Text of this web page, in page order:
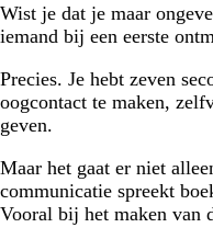
Wist je dat je maar
iemand bij een eerste
Precies. Je hebt zeven
oogcontact te maken,
geven.
Maar het gaat er niet
communicatie spreekt
Vooral bij het maken van